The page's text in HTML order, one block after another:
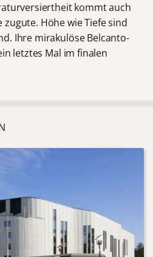
kommt auch
zugute. Höhe wie Tiefe sind
Ihre mirakulöse Belcanto-
letztes Mal im finalen